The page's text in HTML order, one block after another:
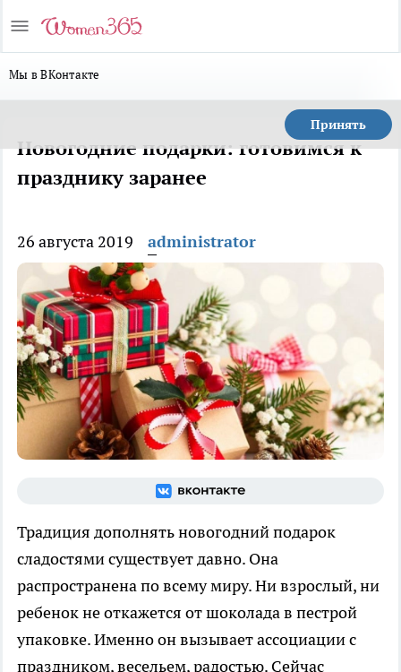
Мы в ВКонтакте
Принять
Новогодние подарки: готовимся к
празднику заранее
26 августа 2019 administrator
Традиция дополнять новогодний подарок
сладостями существует давно. Она
распространена по всему миру. Ни взрослый, ни
ребенок не откажется от шоколада в пестрой
упаковке. Именно он вызывает ассоциации с
праздником, весельем, радостью. Сейчас